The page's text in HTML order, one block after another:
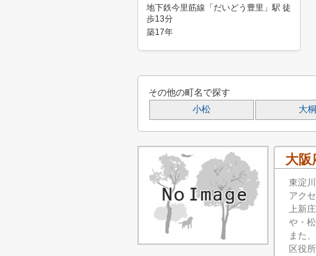
地下鉄今里筋線「だいどう豊里」駅 徒
歩13分
築17年
その他の町名で探す
小松 大桐
大阪
東淀
アク
上新
や・
また
区役